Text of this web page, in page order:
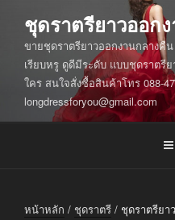
บทความ
ชุดราตรียาวออก
ขายชุดราตรียาวออกงานกลางคื
เรียบหรู ดูดีมีระดับ แบบชุดราตรี
ใคร สนใจสั่งซื้อสินค้าโทร 088-
longdressforyou@gmail.com
หน้าหลัก / ชุดราตรี / ชุดราตรียา